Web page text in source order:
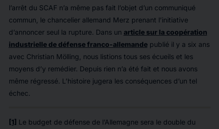
l’arrêt du SCAF n’a même pas fait l’objet d’un communiqué
commun, le chancelier allemand Merz prenant l’initiative
d’annoncer seul la rupture. Dans un article sur la coopération
industrielle de défense franco-allemandepublié il y a six ans
avec Christian Mölling, nous listions tous ses écueils et les
moyens d’y remédier. Depuis rien n’a été fait et nous avons
même régressé. L’histoire jugera les conséquences d’un tel
échec.
[1] Le budget de défense de l’Allemagne sera le double du